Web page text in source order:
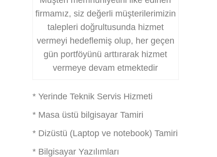
firmamız, siz değerli müşterilerimizin
talepleri doğrultusunda hizmet
vermeyi hedeflemiş olup, her geçen
gün portföyünü arttırarak hizmet
vermeye devam etmektedir
* Yerinde Teknik Servis Hizmeti
* Masa üstü bilgisayar Tamiri
* Dizüstü (Laptop ve notebook) Tamiri
* Bilgisayar Yazılımları